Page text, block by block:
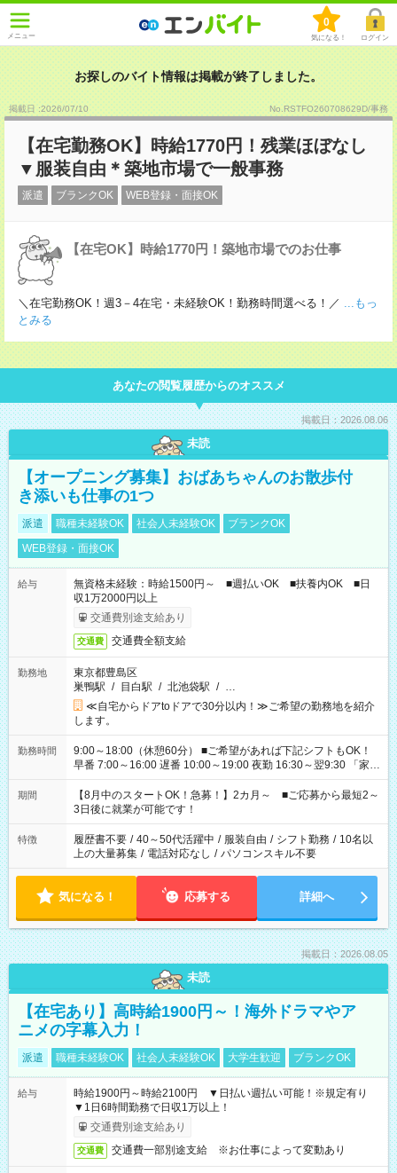
メニュー
0
気になる！ ログイン
お探しのバイト情報は掲載が終了しました。
掲載日 :2026/07/10 No.RSTFO260708629D/事務
【在宅勤務OK】時給1770円！残業ほぼなし
▼服装自由＊築地市場で一般事務
派遣 ブランクOK WEB登録・面接OK
【在宅OK】時給1770円！築地市場でのお仕事
＼在宅勤務OK！週3－4在宅・未経験OK！勤務時間選べる！／ ...もっ
とみる
あなたの閲覧履歴からのオススメ
掲載日：2026.08.06
未読
【オープニング募集】おばあちゃんのお散歩付
き添いも仕事の1つ
派遣 職種未経験OK 社会人未経験OK
ブランクOK
WEB登録・面接OK
給与
無資格未経験：時給1500円～ ■週払いOK ■扶養内OK ■日
収1万2000円以上
交通費別途支給あり
交通費 交通費全額支給
勤務地
東京都豊島区
巣鴨駅 / 目白駅 / 北池袋駅 / …
≪自宅からドアtoドアで30分以内！≫ご希望の勤務地を紹介
します。
勤務時間
9:00～18:00（休憩60分） ■ご希望があれば下記シフトもOK！
早番 7:00～16:00 遅番 10:00～19:00 夜勤 16:30～翌9:30 「家族
と休みを合わせたい」 「余裕を持って夕飯の準備がしたい」
「できれば残業はしたくない」 など、ご希望を教えてください
ね。 ※Wワーク希望の方へ 今ご覧のお仕事で希望する勤務時間
と、もう1つのお仕事の勤務時間。 合計で週40時間を超える場
合は応募できません。
期間
【8月中のスタートOK！急募！】2カ月～ ■ご応募から最短2～
3日後に就業が可能です！
特徴 履歴書不要 / 40～50代活躍中 / 服装自由 / シフト勤務 / 10名以
上の大量募集 / 電話対応なし / パソコンスキル不要
気になる！ 応募する 詳細へ
掲載日：2026.08.05
未読
【在宅あり】高時給1900円～！海外ドラマやア
ニメの字幕入力！
派遣 職種未経験OK 社会人未経験OK 大学生歓迎 ブランクOK
給与
時給1900円～時給2100円 ▼日払い週払い可能！※規定有り
▼1日6時間勤務で日収1万以上！
交通費別途支給あり
交通費 交通費一部別途支給 ※お仕事によって変動あり